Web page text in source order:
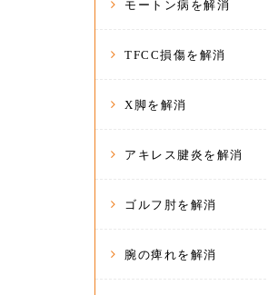
モートン病を解消
TFCC損傷を解消
X脚を解消
アキレス腱炎を解消
ゴルフ肘を解消
腕の痺れを解消